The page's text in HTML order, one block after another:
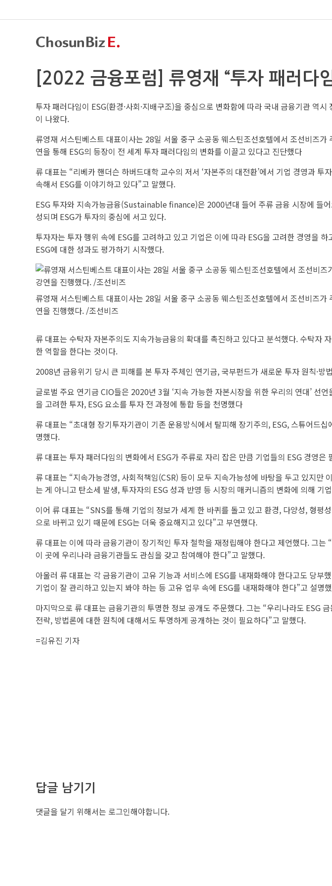
[2022 금융포럼] 류영재 “투자 패러다
투자 패러다임이 ESG(환경·사회·지배구조)을 중심으로 변화함에 따라 국내 금융기관 역
이 나왔다.
류영재 서스틴베스트 대표이사는 28일 서울 중구 소공동 웨스틴조선호텔에서 조선비즈가
연을 통해 ESG의 등장이 전 세계 투자 패러다임의 변화를 이끌고 있다고 진단했다
류 대표는 “리베카 핸더슨 하버드대학 교수의 저서 ‘자본주의 대전환’에서 기업 경영과
속해서 ESG를 이야기하고 있다”고 말했다.
ESG 투자와 지속가능금융(Sustainable finance)은 2000년대 들어 주류 금융 시장에 들
성되며 ESG가 투자의 중심에 서고 있다.
투자자는 투자 행위 속에 ESG를 고려하고 있고 기업은 이에 따라 ESG을 고려한 경영을
ESG에 대한 성과도 평가하기 시작했다.
류영재 서스틴베스트 대표이사는 28일 서울 중구 소공동 웨스틴조선호텔에서 조선비즈가
연을 진행했다. /조선비즈
류 대표는 수탁자 자본주의도 지속가능금융의 확대를 촉진하고 있다고 분석했다. 수탁자
한 역할을 한다는 것이다.
2008년 금융위기 당시 큰 피해를 본 투자 주체인 연기금, 국부펀드가 새로운 투자 원칙·
글로벌 주요 연기금 CIO들은 2020년 3월 ‘지속 가능한 자본시장을 위한 우리의 연대’ 선
을 고려한 투자, ESG 요소를 투자 전 과정에 통합 등을 천명했다
류 대표는 “초대형 장기투자기관이 기존 운용방식에서 탈피해 장기주의, ESG, 스튜어드
명했다.
류 대표는 투자 패러다임의 변화에서 ESG가 주류로 자리 잡은 만큼 기업들의 ESG 경영은
류 대표는 “지속가능경영, 사회적책임(CSR) 등이 모두 지속가능성에 바탕을 두고 있지
는 게 아니고 탄소세 발생, 투자자의 ESG 성과 반영 등 시장의 매커니즘의 변화에 의해
이어 류 대표는 “SNS를 통해 기업의 정보가 세계 한 바퀴를 돌고 있고 환경, 다양성, 형
으로 바뀌고 있기 때문에 ESG는 더욱 중요해지고 있다”고 부연했다.
류 대표는 이에 따라 금융기관이 장기적인 투자 철학을 재정립해야 한다고 제언했다. 그
이 곳에 우리나라 금융기관들도 관심을 갖고 참여해야 한다”고 말했다.
아울러 류 대표는 각 금융기관이 고유 기능과 서비스에 ESG를 내재화해야 한다고도 당
기업이 잘 관리하고 있는지 봐야 하는 등 고유 업무 속에 ESG를 내재화해야 한다”고 설명
마지막으로 류 대표는 금융기관의 투명한 정보 공개도 주문했다. 그는 “우리나라도 ESG
전략, 방법론에 대한 원칙에 대해서도 투명하게 공개하는 것이 필요하다”고 말했다.
=김유진 기자
답글 남기기
댓글을 달기 위해서는 로그인해야합니다.